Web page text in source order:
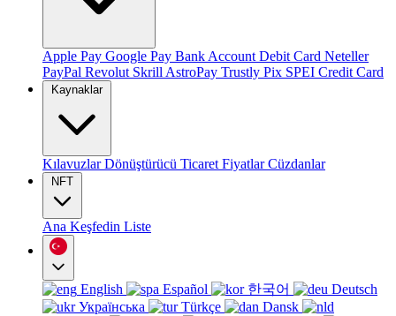
Apple Pay Google Pay Bank Account Debit Card Neteller
PayPal Revolut Skrill AstroPay Trustly Pix SPEI Credit Card
Kaynaklar
KılavuzlarDönüştürücü Ticaret FiyatlarCüzdanlar
NFT
Ana Keşfedin Liste
English Español 한국어
Deutsch
Українська
Türkçe
Dansk